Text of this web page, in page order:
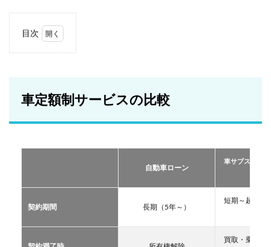
目次
ビス
の比
おす
サー
TOP
2.1
車定額制サービスの比較
自動車ローン
車サブスクリ
契約期間 長期（5年～）
短期～超長期
買取・乗換・